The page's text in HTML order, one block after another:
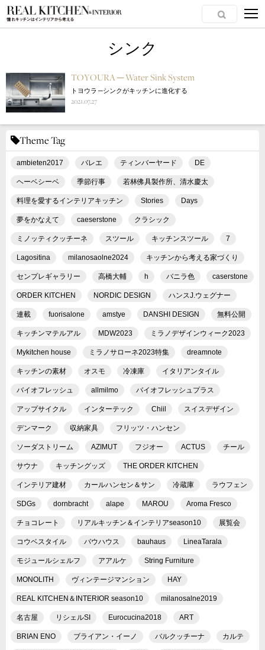
シンク
TOYOURA ─ Water Sink System
トヨウラ ─シンクがキッチンに進化する
2021.07.27
Theme Tag
ambieten2017 バレエ ティンバーヤード DE
ヘーベシーベ 季節行事 若林佛具製作所、清水慶太
料理を愛するインテリアキッチン Stories Days
夢をかなえて caeserstone クラシック
ミノッティクッチーネ スツール キッチンスツール 7
Lagositina milanosaolne2024 キッチンから考える家づくり
センプレギャラリー 高橋大輔 h バニラ色 caserstone
ORDER KITCHEN NORDIC DESIGN ハンスJ.ウェグナー
連載 fuorisalone amstye DANSHI DESIGN 無料公開
キッチンマテルアル MDW2023 ミラノデザインウィーク2023
Mykitchen house ミラノサローネ2023特集 dreamnote
キッチンの素材 オスモ 冷凍庫 イタリアンタイル
バイオフレッシュ allmilmo バイオフレッシュプラス
アップサイクル インターテック Chiil スイスデザイン
デンマーク 収納家具 フリッツ・ハンセン
ソーダストリーム AZIMUT フジオー ACTUS チール
サウナ キッチングッズ THE ORDER KITCHEN
インテリア建材 カールハンセン＆サン 冷蔵庫 ラウフェン
SDGs dornbracht alape MAROU Aroma Fresco
チョコレート リアルキッチン＆インテリアseason10 展覧会
コウベスタイル バウハウス bauhaus LineaTarala
モジュールシェルフ アアルケ String Furniture
MONOLITH ヴィンテージマンション HAY
REAL KITCHEN＆INTERIOR season10 milanosalne2019
名古屋 リシェルSI Eurocucina2018 ART
BRIAN ENO ブライアン・イーノ バルクッチーナ カルテ